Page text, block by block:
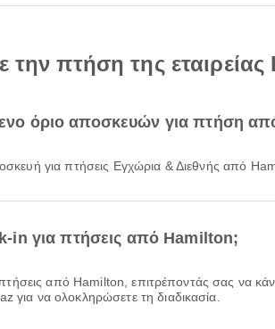
την πτήση της
όριο αποσκευών για πτήση
για πτήσεις Εγχώρια & Διεθνής από
in για πτήσεις από Hamilton;
για να ολοκληρώσετε τη διαδικασία.